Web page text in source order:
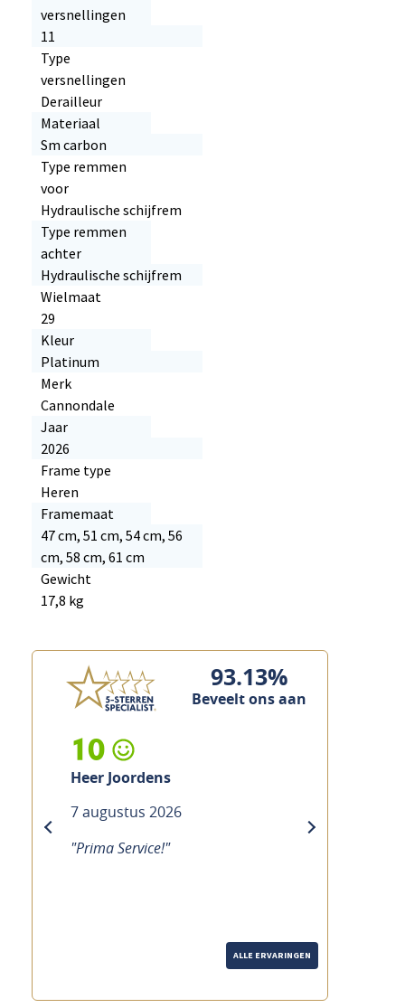
versnellingen
11
Type
versnellingen
Derailleur
Materiaal
Sm carbon
Type remmen
voor
Hydraulische schijfrem
Type remmen
achter
Hydraulische schijfrem
Wielmaat
29
Kleur
Platinum
Merk
Cannondale
Jaar
2026
Frame type
Heren
Framemaat
47 cm, 51 cm, 54 cm, 56
cm, 58 cm, 61 cm
Gewicht
17,8 kg
93.13%
Beveelt ons aan
10
Heer Custers
7 augustus 2026
"Prima service, vakkundig en snel"
next
ALLE ERVARINGEN